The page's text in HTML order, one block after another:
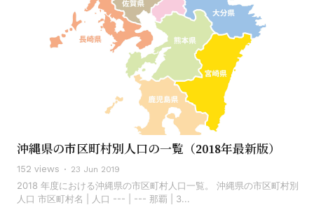
沖縄県の市区町村別人口の一覧（2018年最新版）
152 views 23 Jun 2019
2018 年度における沖縄県の市区町村人口一覧。 沖縄県の市区町村別
人口 市区町村名 | 人口 --- | --- 那覇 | 3...